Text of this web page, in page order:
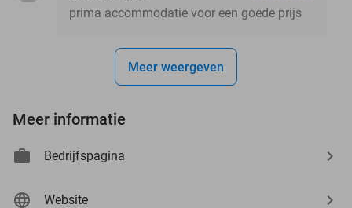
prima accommodatie voor een goede prijs
Meer weergeven
Meer informatie
Bedrijfspagina
Website